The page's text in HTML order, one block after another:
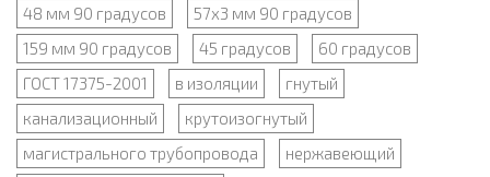
48 мм 90 градусов
57х3 мм 90 градусов
159 мм 90 градусов
45 градусов
60 градусов
ГОСТ 17375-2001
в изоляции
гнутый
канализационный
крутоизогнутый
магистрального трубопровода
нержавеющий